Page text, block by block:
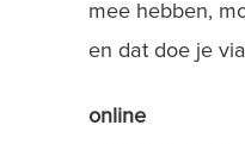
mee hebben,
en dat doe je
online